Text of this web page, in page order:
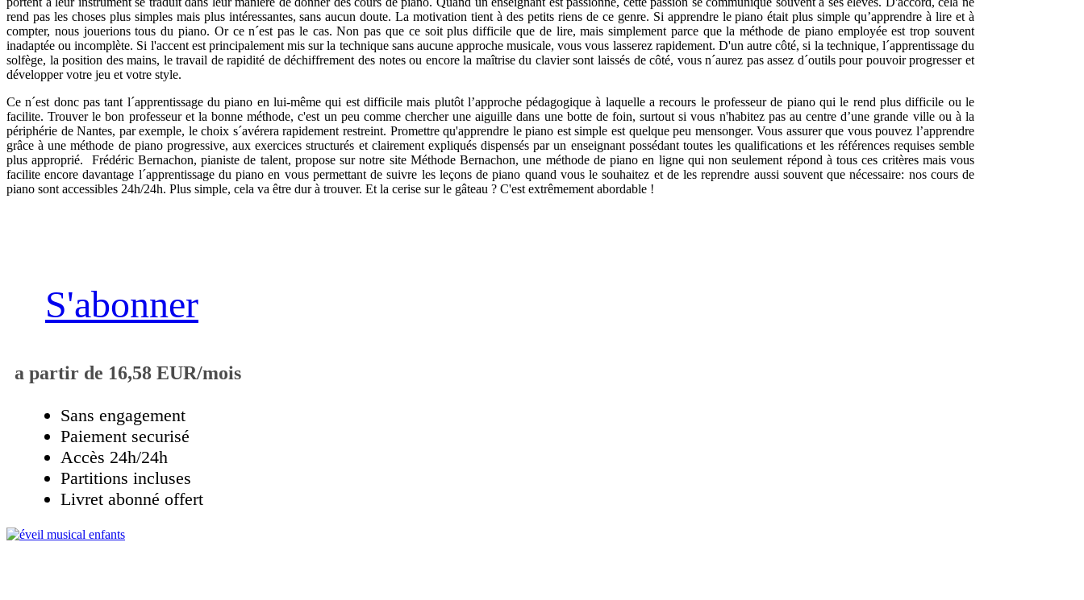
rend pas les choses plus simples mais plus intéressantes, sans aucun doute. La motivation tient à des petits riens de ce genre. Si apprendre le piano était plus simple qu’apprendre à lire et à
compter, nous jouerions tous du piano. Or ce n´est pas le cas. Non pas que ce soit plus difficile que de lire, mais simplement parce que la méthode de piano employée est trop souvent
inadaptée ou incomplète. Si l'accent est principalement mis sur la technique sans aucune approche musicale, vous vous lasserez rapidement. D'un autre côté, si la technique, l´apprentissage du
solfège, la position des mains, le travail de rapidité de déchiffrement des notes ou encore la maîtrise du clavier sont laissés de côté, vous n´aurez pas assez d´outils pour pouvoir progresser et
développer votre jeu et votre style.
Ce n´est donc pas tant l´apprentissage du piano en lui-même qui est difficile mais plutôt l’approche pédagogique à laquelle a recours le professeur de piano qui le rend plus difficile ou le
facilite. Trouver le bon professeur et la bonne méthode, c'est un peu comme chercher une aiguille dans une botte de foin, surtout si vous n'habitez pas au centre d’une grande ville ou à la
périphérie de Nantes, par exemple, le choix s´avérera rapidement restreint. Promettre qu'apprendre le piano est simple est quelque peu mensonger. Vous assurer que vous pouvez l’apprendre
grâce à une méthode de piano progressive, aux exercices structurés et clairement expliqués dispensés par un enseignant possédant toutes les qualifications et les références requises semble
plus approprié.
Frédéric Bernachon, pianiste de talent, propose sur notre site Méthode Bernachon, une méthode de piano en ligne qui non seulement répond à tous ces critères mais vous
facilite encore davantage l´apprentissage du piano en vous permettant de suivre les leçons de piano quand vous le souhaitez et de les reprendre aussi souvent que nécessaire: nos cours de
piano sont accessibles 24h/24h. Plus simple, cela va être dur à trouver. Et la cerise sur le gâteau ? C'est extrêmement abordable !
S'abonner
a partir de 16,58 EUR/mois
Sans engagement
Paiement securisé
Accès 24h/24h
Partitions incluses
Livret abonné offert